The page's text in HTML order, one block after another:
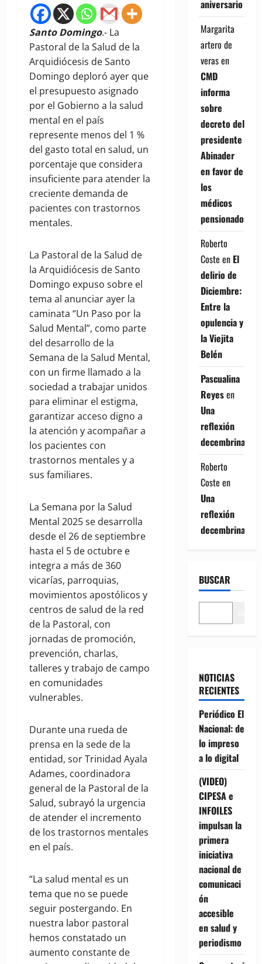
Santo Domingo.- La
Pastoral de la Salud de la
Arquidiócesis de Santo
Domingo deploró ayer que
el presupuesto asignado
por el Gobierno a la salud
mental en el país
represente menos del 1 %
del gasto total en salud, un
porcentaje que considera
insuficiente para atender la
creciente demanda de
pacientes con trastornos
mentales.
La Pastoral de la Salud de
la Arquidiócesis de Santo
Domingo expuso sobre el
tema al anunciar ayer la
caminata “Un Paso por la
Salud Mental”, como parte
del desarrollo de la
Semana de la Salud Mental,
con un firme llamado a la
sociedad a trabajar unidos
para eliminar el estigma,
garantizar acceso digno a
la atención y acompañar a
los pacientes con
trastornos mentales y a
sus familiares.
La Semana por la Salud
Mental 2025 se desarrolla
desde el 26 de septiembre
hasta el 5 de octubre e
integra a más de 360
vicarías, parroquias,
movimientos apostólicos y
centros de salud de la red
de la Pastoral, con
jornadas de promoción,
prevención, charlas,
talleres y trabajo de campo
en comunidades
vulnerables.
Durante una rueda de
prensa en la sede de la
entidad, sor Trinidad Ayala
Adames, coordinadora
general de la Pastoral de la
Salud, subrayó la urgencia
de atender el incremento
de los trastornos mentales
en el país.
“La salud mental es un
tema que no se puede
seguir postergando. En
nuestra labor pastoral
hemos constatado un
aumento constante de
aniversario
Margarita
artero de
verasen
CMD
informa
sobre
decreto del
presidente
Abinader
en favor de
los
médicos
pensionados
Roberto
Coste en El
delirio de
Diciembre:
Entre la
opulencia y
la Viejita
Belén
Pascualina
Reyesen
Una
reflexión
decembrina
Roberto
Coste en
Una
reflexión
decembrina
BUSCAR
NOTICIAS
RECIENTES
Periódico El
Nacional: de
lo impreso
a lo digital
(VIDEO)
CIPESA e
INFOILES
impulsan la
primera
iniciativa
nacional de
comunicaci
ón
accesible
en salud y
periodismo